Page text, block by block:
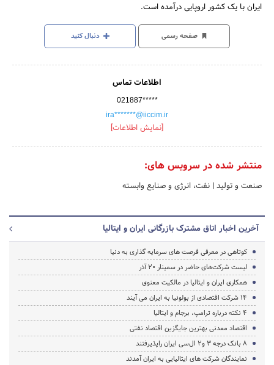
ایران با یک کشور اروپایی درآمده است.
صفحه رسمی دنبال کنید
اطلاعات تماس
021887*****
ira*******@iiccim.ir
[نمایش اطلاعات]
منتشر شده در سرویس های:
صنعت و تولید | نفت، انرژی و صنایع وابسته
آخرین اخبار اتاق مشترک بازرگانی ایران و ایتالیا
کوتاهی در معرفی فرصت های سرمایه گذاری به دنیا
لیست شرکت‌های حاضر در سمینار 20 آذر
همکاری ایران و ایتالیا در مالکیت معنوی
14 شرکت اقتصادی از بولونیا به ایران می آیند
4 نکته درباره ترامپ، برجام و ایتالیا
اقتصاد معدنی بهترین جایگزین اقتصاد نفتی
8 بانک درجه 3 و2 ال‌سی‌ ایران راپذیرفتند
نمایندگان شرکت های ایتالیایی به ایران آمدند